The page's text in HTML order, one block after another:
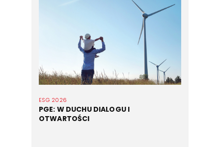
ESG 2026
PGE: W DUCHU DIALOGU I
OTWARTOŚCI